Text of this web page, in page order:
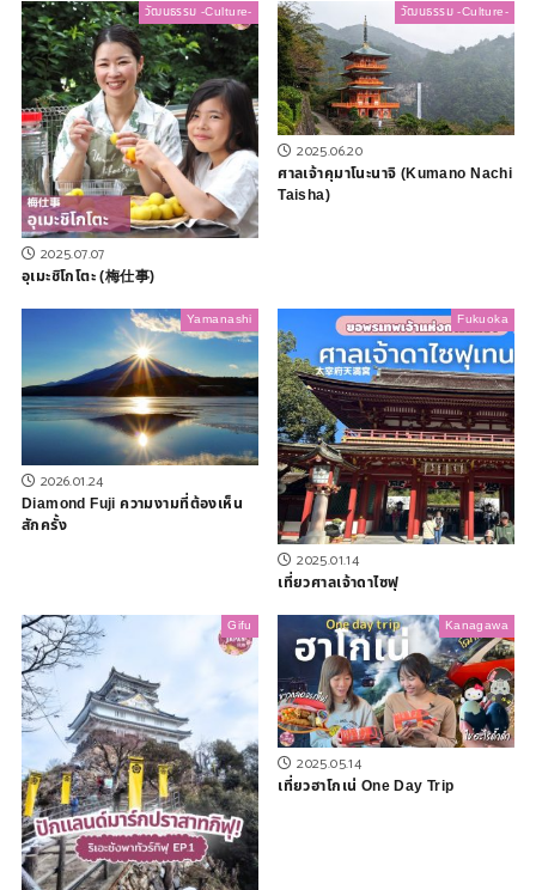
วัฒนธรรม -Culture-
2025.07.07
อุเมะชิโกโตะ (梅仕事)
วัฒนธรรม -Culture-
2025.06.20
ศาลเจ้าคุมาโนะนาจิ (Kumano Nachi
Taisha)
Yamanashi
2026.01.24
Diamond Fuji ความงามที่ต้องเห็น
สักครั้ง
Fukuoka
2025.01.14
เที่ยวศาลเจ้าดาไซฟุ
Gifu Kanagawa
2025.05.14
เที่ยวฮาโกเน่ One Day Trip